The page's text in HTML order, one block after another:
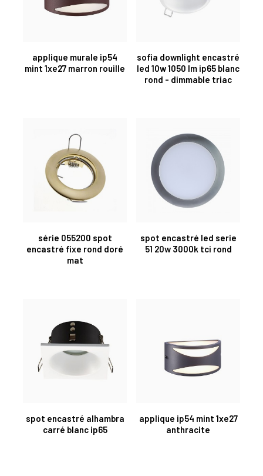
applique murale ip54
mint 1xe27 marron rouille
sofia downlight encastré
led 10w 1050 lm ip65 blanc
rond - dimmable triac
série 055200 spot
encastré fixe rond doré
mat
spot encastré led serie
51 20w 3000k tci rond
spot encastré alhambra
carré blanc ip65
applique ip54 mint 1xe27
anthracite